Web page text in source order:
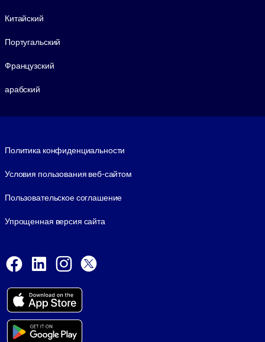
Китайский
Португальский
Французский
арабский
Политика конфиденциальности
Условия пользования веб-сайтом
Пользовательское соглашение
Упрощенная версия сайта
Facebook
LinkedInInstagram